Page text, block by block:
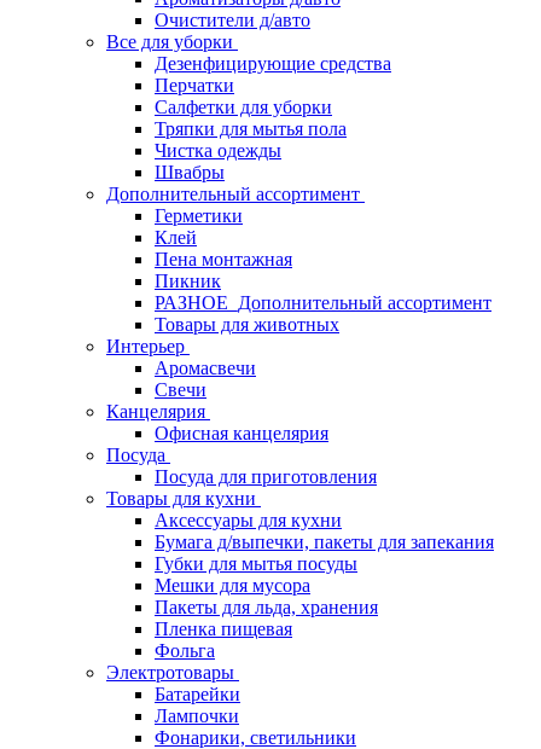
Очистители д/авто
Все для уборки
Дезенфицирующие средства
Перчатки
Салфетки для уборки
Тряпки для мытья пола
Чистка одежды
Швабры
Дополнительный ассортимент
Герметики
Клей
Пена монтажная
Пикник
РАЗНОЕ_Дополнительный ассортимент
Товары для животных
Интерьер
Аромасвечи
Свечи
Канцелярия
Офисная канцелярия
Посуда
Посуда для приготовления
Товары для кухни
Аксессуары для кухни
Бумага д/выпечки, пакеты для запекания
Губки для мытья посуды
Мешки для мусора
Пакеты для льда, хранения
Пленка пищевая
Фольга
Электротовары
Батарейки
Лампочки
Фонарики, светильники